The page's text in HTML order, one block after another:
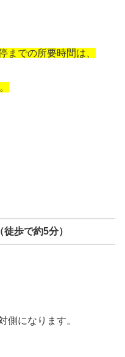
までの所要時間は、
歩で約5分）
側になります。